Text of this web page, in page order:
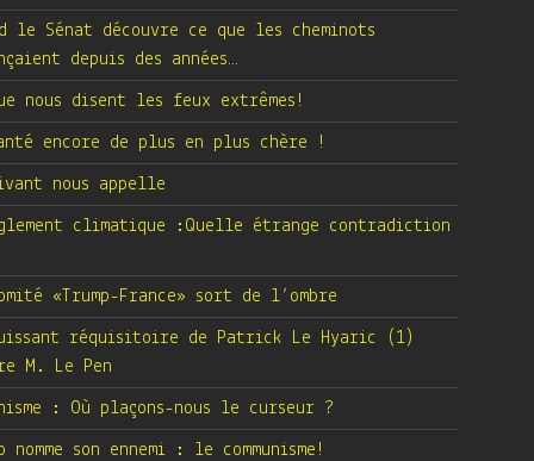
le Sénat découvre ce que les cheminots
depuis des années…
nous disent les feux extrêmes!
encore de plus en plus chère !
nous appelle
climatique :Quelle étrange contradiction
«Trump-France» sort de l’ombre
réquisitoire de Patrick Le Hyaric (1)
M. Le Pen
: Où plaçons-nous le curseur ?
nomme son ennemi : le communisme!